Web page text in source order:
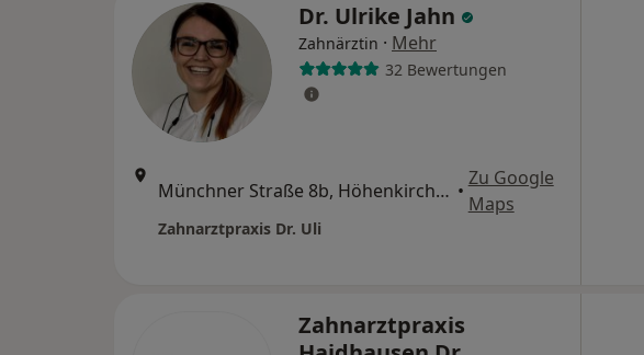
Dr. Ulrike Jahn
Zahnärztin · Mehr
32 Bewertungen
Münchner Straße 8b, Höhenkirchen-Siegertsbrunn •
Zu Google
Maps
Zahnarztpraxis Dr. Uli
Zahnarztpraxis